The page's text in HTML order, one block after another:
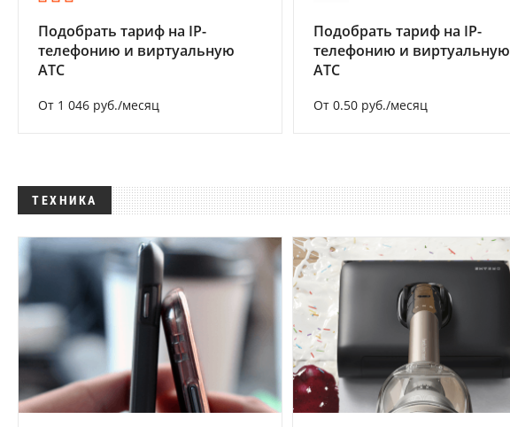
Подобрать тариф на IP-
телефонию и виртуальную
АТС
От 1 046 руб./месяц
Подобрать тариф на IP-
телефонию и виртуальную
АТС
От 0.50 руб./месяц
ТЕХНИКА